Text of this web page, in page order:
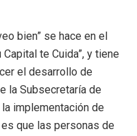
bien” se hace en el
te Cuida”, y tiene
el desarrollo de
la Subsecretaría de
implementación de
que las personas de